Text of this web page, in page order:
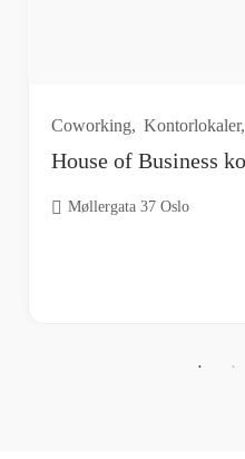
Coworking Kontorlokaler
House of Business
Møllergata 37 Oslo